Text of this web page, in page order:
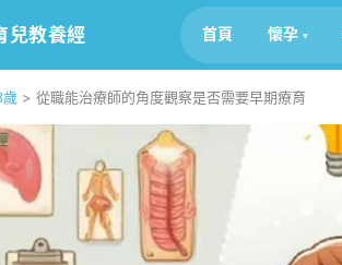
兒教養經 首頁 懷孕
> 從職能治療師的角度觀察是否需要早期療育